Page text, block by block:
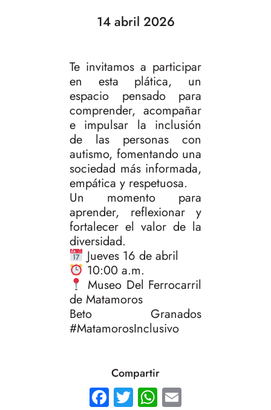
14 abril 2026
Te invitamos a participar
en esta plática, un
espacio pensado para
comprender, acompañar
e impulsar la inclusión
de las personas con
autismo, fomentando una
sociedad más informada,
empática y respetuosa.
Un momento para
aprender, reflexionar y
fortalecer el valor de la
diversidad.
Jueves 16 de abril
10:00 a.m.
Museo Del Ferrocarril
de Matamoros
Beto Granados
#MatamorosInclusivo
Compartir
Facebook
TwitterWhatsApp